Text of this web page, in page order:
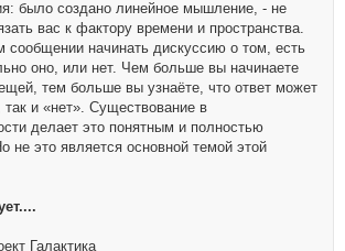
было создано линейное мышление, - не
вас к фактору времени и пространства.
сообщении начинать дискуссию о том, есть
оно, или нет. Чем больше вы начинаете
тем больше вы узнаёте, что ответ может
и «нет». Существование в
делает это понятным и полностью
не это является основной темой этой
Галактика